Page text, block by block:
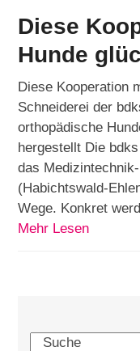
Diese
Hunde
Diese Kooperation
Schneiderei der
orthopädische
hergestellt Die
das
(Habichtswald-
Wege. Konkret
Mehr Lesen
Search